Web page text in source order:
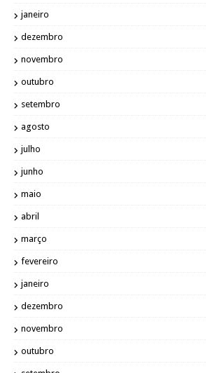
janeiro
dezembro
novembro
outubro
setembro
agosto
julho
junho
maio
abril
março
fevereiro
janeiro
dezembro
novembro
outubro